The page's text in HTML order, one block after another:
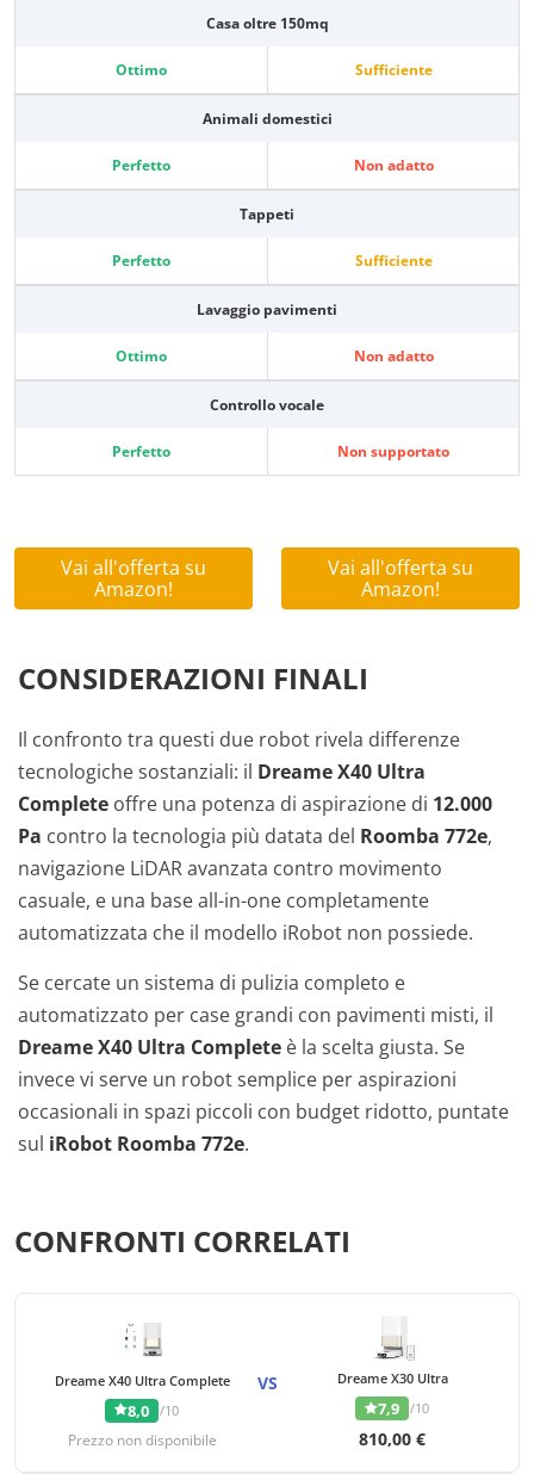
Casa oltre 150mq
Ottimo Sufficiente
Animali domestici
Perfetto Non adatto
Tappeti
Perfetto Sufficiente
Lavaggio pavimenti
Ottimo Non adatto
Controllo vocale
Perfetto Non supportato
Vai all'offerta su
Amazon!
Vai all'offerta su
Amazon!
CONSIDERAZIONI FINALI
Il confronto tra questi due robot rivela differenze
tecnologiche sostanziali: il Dreame X40 Ultra
Complete offre una potenza di aspirazione di 12.000
Pa contro la tecnologia più datata del Roomba 772e,
navigazione LiDAR avanzata contro movimento
casuale, e una base all-in-one completamente
automatizzata che il modello iRobot non possiede.
Se cercate un sistema di pulizia completo e
automatizzato per case grandi con pavimenti misti, il
Dreame X40 Ultra Complete è la scelta giusta. Se
invece vi serve un robot semplice per aspirazioni
occasionali in spazi piccoli con budget ridotto, puntate
sul iRobot Roomba 772e.
CONFRONTI CORRELATI
Dreame X40 Ultra Complete
8,0 /10
Prezzo non disponibile
VS Dreame X30 Ultra
7,9 /10
810,00 €